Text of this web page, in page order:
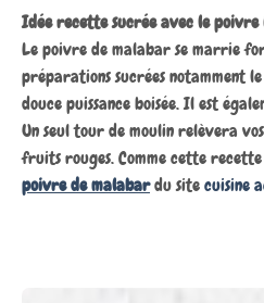
Idée recette sucrée avec le
Le poivre de malabar se marrie
préparations sucrées notamment
douce puissance boisée. Il est
Un seul tour de moulin relèvera
fruits rouges. Comme cette
poivre de malabardu sitecuisine